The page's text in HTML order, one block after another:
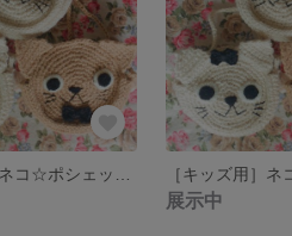
展示中